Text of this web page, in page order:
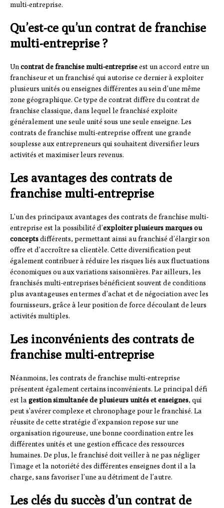
multi-entreprise.
Qu’est-ce qu’un contrat de franchise
multi-entreprise ?
Uncontrat de franchise multi-entrepriseest un accord entre un
franchiseur et un franchisé qui autorise ce dernier à exploiter
plusieurs unités ou enseignes différentes au sein d’une même
zone géographique. Ce type de contrat diffère du contrat de
franchise classique, dans lequel le franchisé exploite
généralement une seule unité sous une seule enseigne. Les
contrats de franchise multi-entreprise offrent une grande
souplesse aux entrepreneurs qui souhaitent diversifier leurs
activités et maximiser leurs revenus.
Les avantages des contrats de
franchise multi-entreprise
L’un des principaux avantages des contrats de franchise multi-
entreprise est la possibilité d’exploiter plusieurs marques ou
conceptsdifférents, permettant ainsi au franchisé d’élargir son
offre et d’accroître sa clientèle. Cette diversification peut
également contribuer à réduire les risques liés aux fluctuations
économiques ou aux variations saisonnières. Par ailleurs, les
franchisés multi-entreprises bénéficient souvent de conditions
plus avantageuses en termes d’achat et de négociation avec les
fournisseurs, grâce à leur position de force découlant de leurs
activités multiples.
Les inconvénients des contrats de
franchise multi-entreprise
Néanmoins, les contrats de franchise multi-entreprise
présentent également certains inconvénients. Le principal défi
est la gestion simultanée de plusieurs unités et enseignes, qui
peut s’avérer complexe et chronophage pour le franchisé. La
réussite de cette stratégie d’expansion repose sur une
organisation rigoureuse, une bonne coordination entre les
différentes unités et une gestion efficace des ressources
humaines. De plus, le franchisé doit veiller à ne pas négliger
l’image et la notoriété des différentes enseignes dont il a la
charge, sans favoriser l’une au détriment de l’autre.
Les clés du succès d’un contrat de